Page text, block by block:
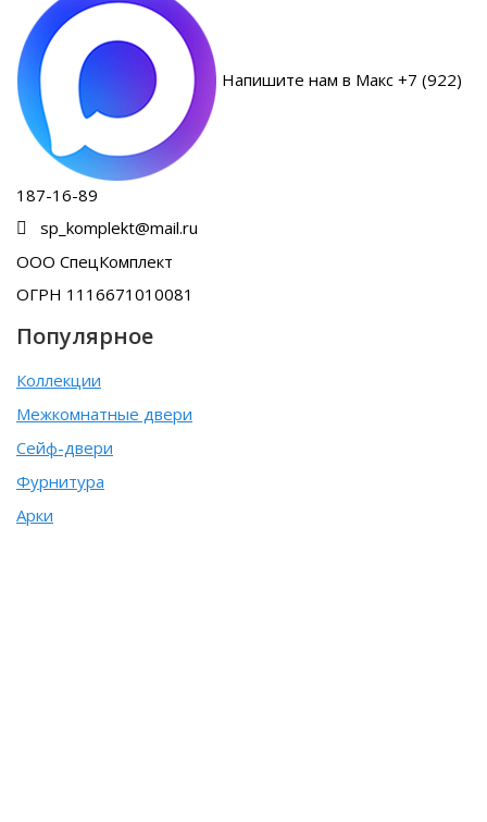
Напишите нам в Макс +7 (922)
187-16-89
sp_komplekt@mail.ru
ООО СпецКомплект
ОГРН 1116671010081
Популярное
Коллекции
Межкомнатные двери
Сейф-двери
Фурнитура
Арки